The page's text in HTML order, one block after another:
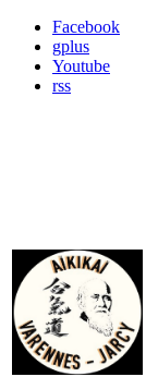
Facebook
gplus
Youtube
rss